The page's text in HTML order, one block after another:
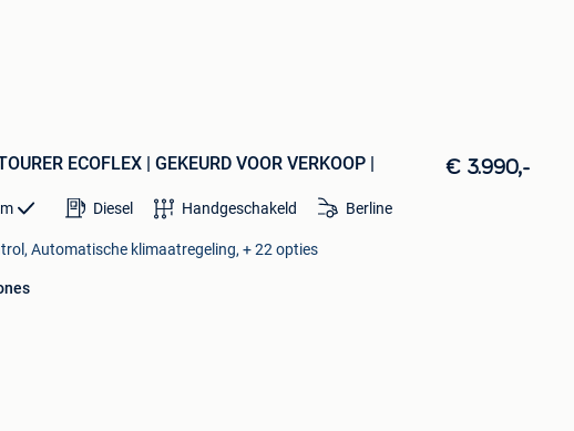
ECOFLEX | GEKEURD VOOR VERKOOP | € 3.990,-
Diesel Handgeschakeld Berline
Automatische klimaatregeling, + 22 opties